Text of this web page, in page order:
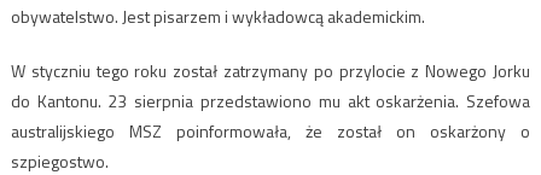
obywatelstwo. Jest pisarzem i wykładowcą akademickim.
W styczniu tego roku został zatrzymany po przylocie z Nowego Jorku
do Kantonu. 23 sierpnia przedstawiono mu akt oskarżenia. Szefowa
australijskiego MSZ poinformowała, że został on oskarżony o
szpiegostwo.